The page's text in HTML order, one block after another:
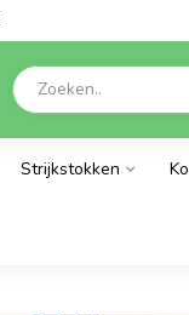
Strijkstokken